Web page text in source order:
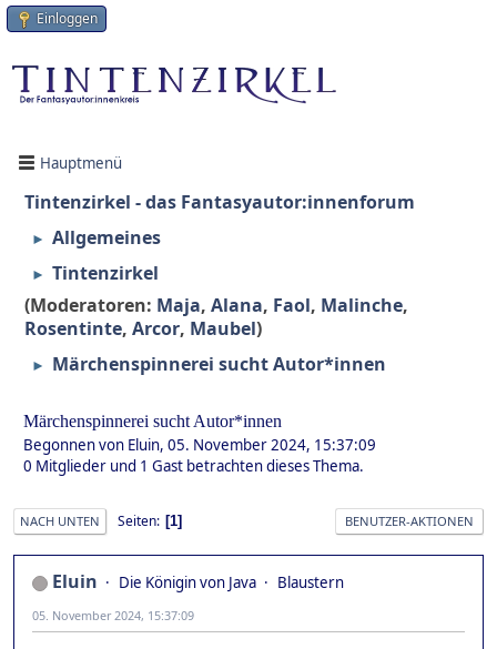
Einloggen
Hauptmenü
Tintenzirkel - das Fantasyautor:innenforum
► Allgemeines
► Tintenzirkel
(Moderatoren: Maja, Alana, Faol, Malinche,
Rosentinte, Arcor, Maubel)
► Märchenspinnerei sucht Autor*innen
Märchenspinnerei sucht Autor*innen
Begonnen von Eluin, 05. November 2024, 15:37:09
0 Mitglieder und 1 Gast betrachten dieses Thema.
NACH UNTEN Seiten 1 BENUTZER-AKTIONEN
Eluin Die Königin von Java Blaustern
05. November 2024, 15:37:09